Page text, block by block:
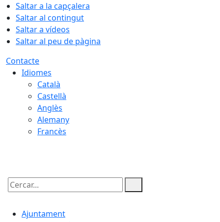
Saltar a la capçalera
Saltar al contingut
Saltar a vídeos
Saltar al peu de pàgina
Contacte
Idiomes
Català
Castellà
Anglès
Alemany
Francès
Cercar:
Ajuntament